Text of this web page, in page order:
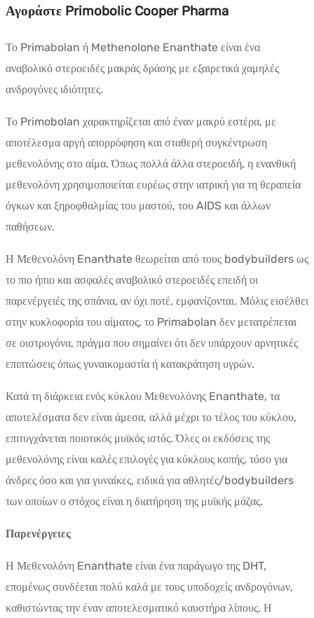
Αγοράστε Primobolic Cooper Pharma
Το Primabolan ή Methenolone Enanthate είναι ένα
αναβολικό στεροειδές μακράς δράσης με εξαιρετικά χαμηλές
ανδρογόνες ιδιότητες.
Το Primobolan χαρακτηρίζεται από έναν μακρύ εστέρα, με
αποτέλεσμα αργή απορρόφηση και σταθερή συγκέντρωση
μεθενολόνης στο αίμα. Όπως πολλά άλλα στεροειδή, η ενανθική
μεθενολόνη χρησιμοποιείται ευρέως στην ιατρική για τη θεραπεία
όγκων και ξηροφθαλμίας του μαστού, του AIDS και άλλων
παθήσεων.
Η Μεθενολόνη Enanthate θεωρείται από τους bodybuilders ως
το πιο ήπιο και ασφαλές αναβολικό στεροειδές επειδή οι
παρενέργειές της σπάνια, αν όχι ποτέ, εμφανίζονται. Μόλις εισέλθει
στην κυκλοφορία του αίματος, το Primabolan δεν μετατρέπεται
σε οιστρογόνα, πράγμα που σημαίνει ότι δεν υπάρχουν αρνητικές
επιπτώσεις όπως γυναικομαστία ή κατακράτηση υγρών.
Κατά τη διάρκεια ενός κύκλου Μεθενολόνης Enanthate, τα
αποτελέσματα δεν είναι άμεσα, αλλά μέχρι το τέλος του κύκλου,
επιτυγχάνεται ποιοτικός μυϊκός ιστός. Όλες οι εκδόσεις της
μεθενολόνης είναι καλές επιλογές για κύκλους κοπής, τόσο για
άνδρες όσο και για γυναίκες, ειδικά για αθλητές/bodybuilders
των οποίων ο στόχος είναι η διατήρηση της μυϊκής μάζας.
Παρενέργειες
Η Μεθενολόνη Enanthate είναι ένα παράγωγο της DHT,
επομένως συνδέεται πολύ καλά με τους υποδοχείς ανδρογόνων,
καθιστώντας την έναν αποτελεσματικό καυστήρα λίπους. Η